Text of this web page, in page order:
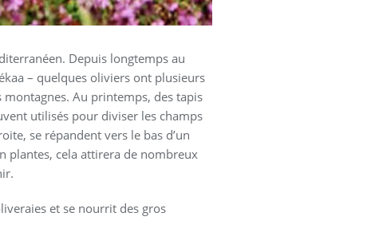
Depuis longtemps au
– quelques oliviers ont plusieurs
montagnes. Au printemps, des tapis
utilisés pour diviser les champs
se répandent vers le bas d’un
plantes, cela attirera de nombreux
et se nourrit des gros